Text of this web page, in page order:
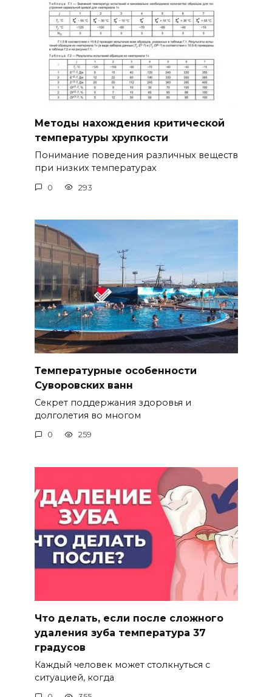
Методы нахождения критической
температуры хрупкости
Понимание поведения различных веществ
при низких температурах
0 293
Температурные особенности
Суворовских ванн
Секрет поддержания здоровья и
долголетия во многом
0 259
Что делать, если после сложного
удаления зуба температура 37
градусов
Каждый человек может столкнуться с
ситуацией, когда